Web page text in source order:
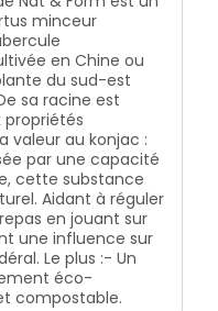
minceur
en Chine ou
du sud-est
sa racine est
propriétés
valeur au konjac :
par une capacité
cette substance
Aidant à réguler
en jouant sur
une influence sur
Le plus :- Un
éco-
compostable.